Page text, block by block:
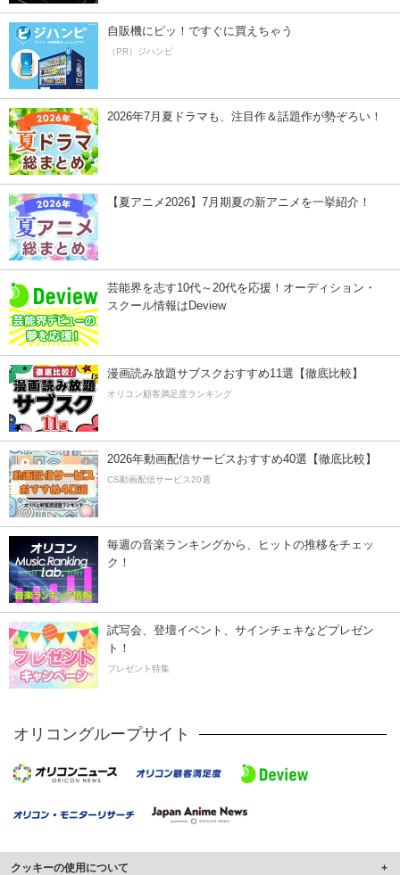
自販機にピッ！ですぐに買えちゃう
（PR）ジハンピ
2026年7月夏ドラマも、注目作＆話題作が勢ぞろい！
【夏アニメ2026】7月期夏の新アニメを一挙紹介！
芸能界を志す10代～20代を応援！オーディション・
スクール情報はDeview
漫画読み放題サブスクおすすめ11選【徹底比較】
オリコン顧客満足度ランキング
2026年動画配信サービスおすすめ40選【徹底比較】
CS動画配信サービス20選
毎週の音楽ランキングから、ヒットの推移をチェッ
ク！
試写会、登壇イベント、サインチェキなどプレゼン
ト！
プレゼント特集
オリコングループサイト
クッキーの使用について